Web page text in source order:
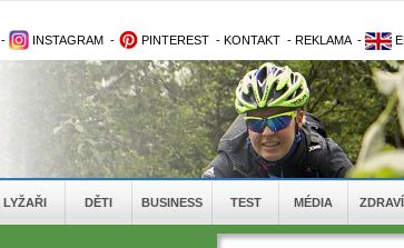
- INSTAGRAM - PINTEREST - KONTAKT - REKLAMA -
LYŽAŘI DĚTI BUSINESS TEST MÉDIA ZDRAVÍ